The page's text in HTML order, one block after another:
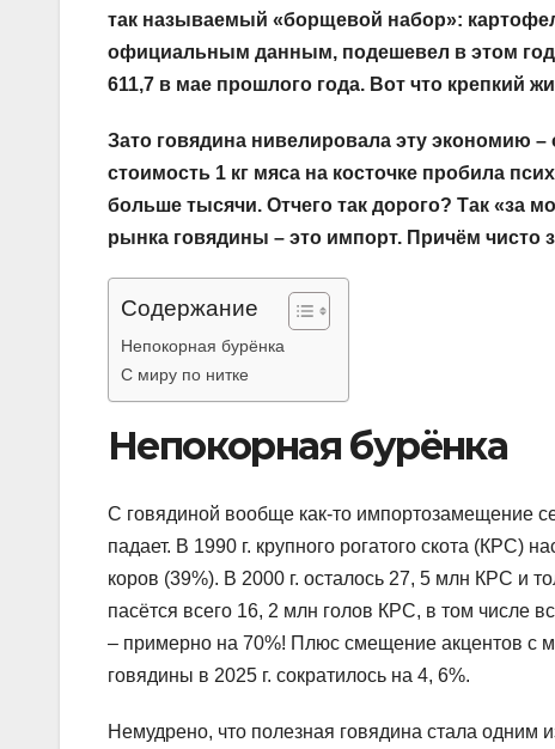
так называемый «борщевой набор»:
официальным данным, подешевел в этом
611,7 в мае прошлого года. Вот что крепкий
Зато говядина нивелировала эту экономию
стоимость 1 кг мяса на косточке пробила
больше тысячи. Отчего так дорого? Так «за
рынка говядины – это импорт. Причём
Содержание
Непокорная бурёнка
С миру по нитке
Непокорная бурёнка
С говядиной вообще как-то импортозамещение
падает. В 1990 г. крупного рогатого скота (КРС)
коров (39%). В 2000 г. осталось 27, 5 млн КРС и
пасётся всего 16, 2 млн голов КРС, в том числе
– примерно на 70%! Плюс смещение акцентов с
говядины в 2025 г. сократилось на 4, 6%.
Немудрено, что полезная говядина стала